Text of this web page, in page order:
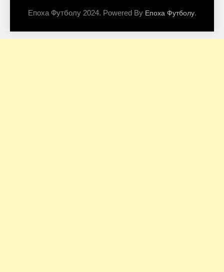
Епоха Футболу 2024. Powered By Епоха Футболу.